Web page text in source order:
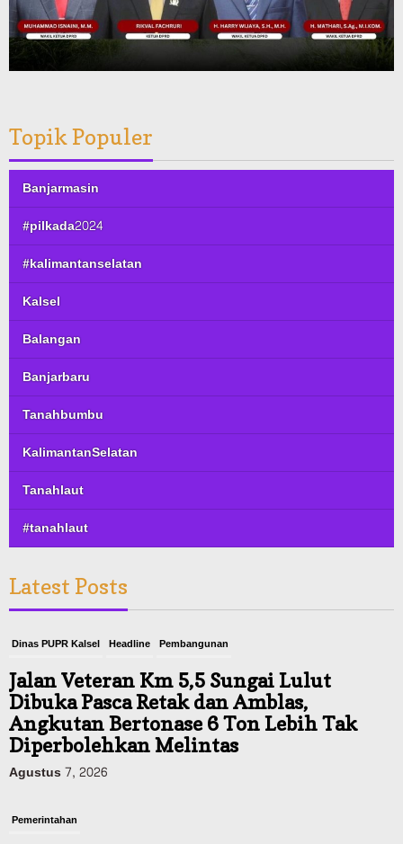
Topik Populer
Banjarmasin
#pilkada2024
#kalimantanselatan
Kalsel
Balangan
Banjarbaru
Tanahbumbu
KalimantanSelatan
Tanahlaut
#tanahlaut
Latest Posts
Dinas PUPR Kalsel Headline Pembangunan
Jalan Veteran Km 5,5 Sungai Lulut
Dibuka Pasca Retak dan Amblas,
Angkutan Bertonase 6 Ton Lebih Tak
Diperbolehkan Melintas
Agustus 7, 2026
Pemerintahan